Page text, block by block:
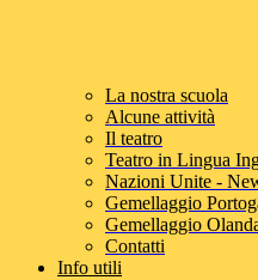
La nostra scuola
Alcune attività
Il teatro
Teatro in Lingua
Nazioni Unite -
Gemellaggio
Gemellaggio
Contatti
Info utili